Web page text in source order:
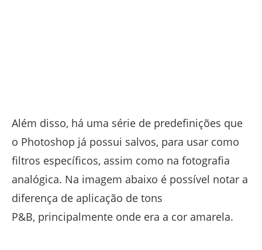
Além disso, há uma série de predefinições que
o Photoshop já possui salvos, para usar como
filtros específicos, assim como na fotografia
analógica. Na imagem abaixo é possível notar a
diferença de aplicação de tons
P&B, principalmente onde era a cor amarela.